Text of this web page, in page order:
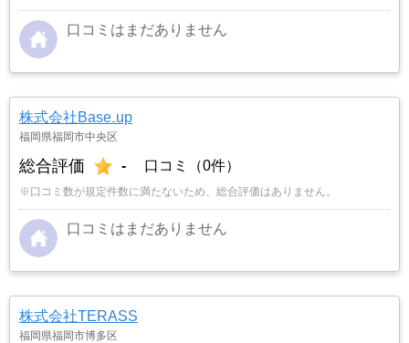
口コミはまだありません
株式会社Base₋up
福岡県福岡市中央区
総合評価 - 口コミ（0件）
※口コミ数が規定件数に満たないため、総合評価はありません。
口コミはまだありません
株式会社TERASS
福岡県福岡市博多区